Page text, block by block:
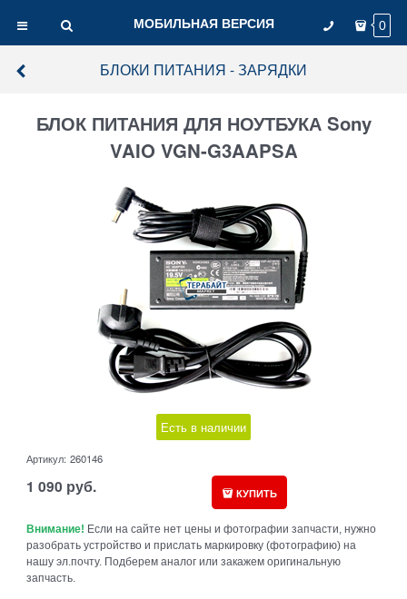
МОБИЛЬНАЯ ВЕРСИЯ 0
БЛОКИ ПИТАНИЯ - ЗАРЯДКИ
БЛОК ПИТАНИЯ ДЛЯ НОУТБУКА Sony
VAIO VGN-G3AAPSA
Есть в наличии
Артикул: 260146
1 090 руб. КУПИТЬ
Внимание! Если на сайте нет цены и фотографии запчасти, нужно
разобрать устройство и прислать маркировку (фотографию) на
нашу эл.почту. Подберем аналог или закажем оригинальную
запчасть.